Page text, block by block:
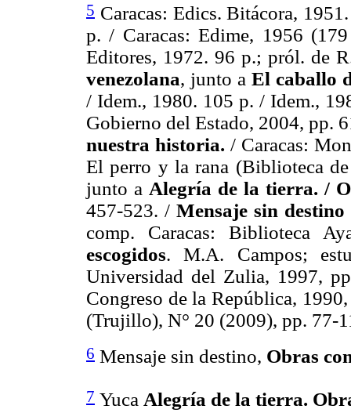
5 Caracas: Edics. Bitácora,
p. / Caracas: Edime, 1956
Editores, 1972. 96 p.; pról. de
venezolana, junto a El caballo
/ Idem., 1980. 105 p. / Idem.,
Gobierno del Estado, 2004, pp.
nuestra historia. / Caracas:
El perro y la rana (Biblioteca
junto a Alegría de la tierra. /
457-523. / Mensaje sin destino
comp. Caracas: Biblioteca
escogidos. M.A. Campos;
Universidad del Zulia, 1997,
Congreso de la República,
(Trujillo), N° 20 (2009), pp. 77-
6 Mensaje sin destino, Obras
7 Yuca Alegría de la tierra.